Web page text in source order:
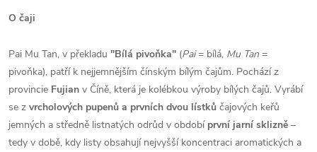
O čaji
Pai Mu Tan, v překladu "Bílá pivoňka" (Pai= bílá, Mu Tan =
pivoňka), patří k nejjemnějším čínským bílým čajům. Pochází z
provincie Fujian v Číně, která je kolébkou výroby bílých čajů. Vyrábí
se z vrcholových pupenů a prvních dvou lístků čajových keřů
jemných a středně listnatých odrůd v období první jarní sklizně –
tedy v době, kdy listy obsahují nejvyšší koncentraci aromatických a